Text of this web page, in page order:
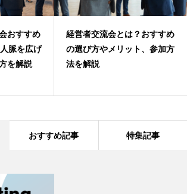
おすすめ
脈を広げ
を解説
経営者交流会とは？おすすめ
の選び方やメリット、参加方
法を解説
おすすめ記事 特集記事